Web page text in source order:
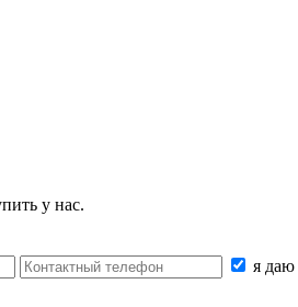
у нас.
я даю